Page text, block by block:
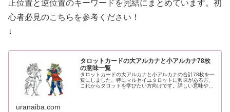
正位置と逆位置のキーワードを完結にまとめています。初
心者必見のこちらを参考ください！
↓
タロットカードの大アルカナと小アルカナ78枚
の意味一覧
タロットカードの大アルカナと小アルカナの合計78枚を一
覧にしました。特にマルセイユタロットに興味がある方、
これからタロットを学びたい方向けです。詳しい意味や恋
uranaiba.com